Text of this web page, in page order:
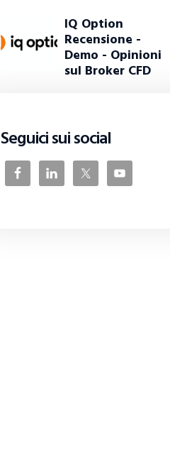
IQ Option
Recensione -
Demo - Opinioni
sul Broker CFD
Seguici sui social